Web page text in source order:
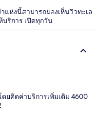
แห่งนี้สามารถมองเห็นวิวทะเล
บริการ เปิดทุกวัน
ดยคิดค่าบริการเพิ่มเติม 4600